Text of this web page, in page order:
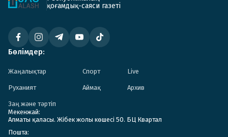
қоғамдық-саяси газеті
Бөлімдер:
Жаңалықтар Спорт Live
Руханият Аймақ Архив
Заң және тәртіп
Мекенжай:
Алматы қаласы. Жібек жолы көшесі 50. БЦ Квартал
Пошта: